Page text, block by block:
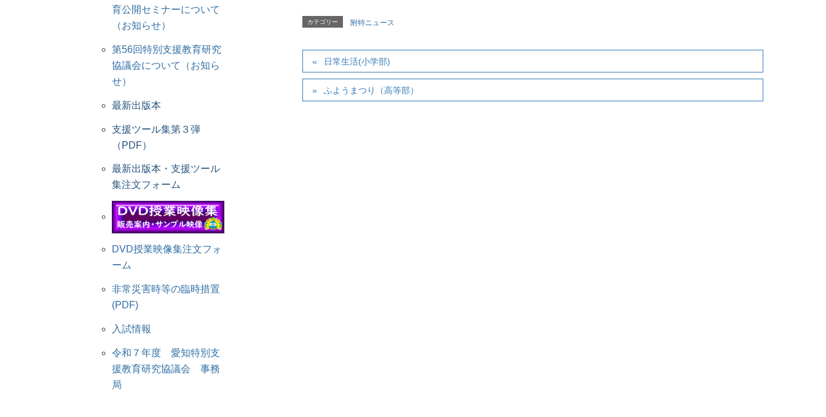
カテゴリー 附特ニュース
日常生活(小学部)
ふようまつり（高等部）
育公開セミナーについて
（お知らせ）
第56回特別支援教育研究
協議会について（お知ら
せ）
最新出版本
支援ツール集第３弾
（PDF）
最新出版本・支援ツール
集注文フォーム
DVD授業映像集注文フォ
ーム
非常災害時等の臨時措置
(PDF)
入試情報
令和７年度 愛知特別支
援教育研究協議会 事務
局